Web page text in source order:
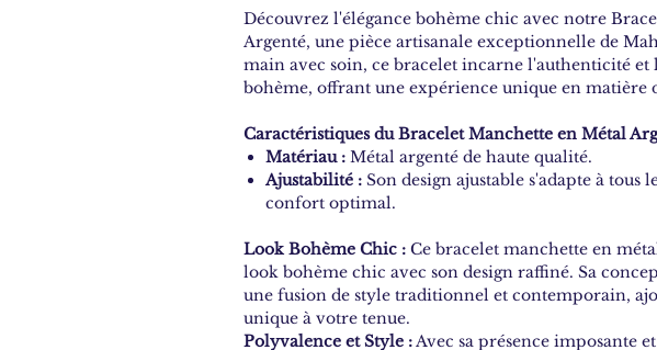
Découvrez l'élégance bohème chic avec notre
Argenté, une pièce artisanale exceptionnelle de
main avec soin, ce bracelet incarne l'authenticité et
bohème, offrant une expérience unique en matière
Caractéristiques du Bracelet Manchette en Métal
Matériau : Métal argenté de haute qualité.
Ajustabilité : Son design ajustable s'adapte à tous
confort optimal.
Look Bohème Chic : Ce bracelet manchette en
look bohème chic avec son design raffiné. Sa
une fusion de style traditionnel et contemporain,
unique à votre tenue.
Polyvalence et Style :Avec sa présence imposante